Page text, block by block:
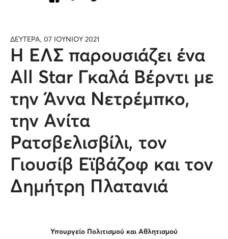
ΔΕΥΤΕΡΑ, 07 ΙΟΥΝΙΟΥ 2021
Η ΕΛΣ παρουσιάζει ένα
All Star Γκαλά Βέρντι με
την Άννα Νετρέμπκο,
την Ανίτα
Ρατσβελισβίλι, τον
Γιουσίβ Εϊβάζοφ και τον
Δημήτρη Πλατανιά
Υπουργείο Πολιτισμού και Αθλητισμού